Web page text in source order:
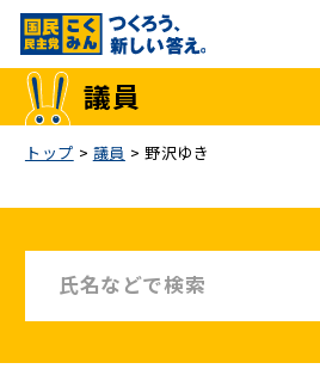
国民民主党トップ
議員
トップ > 議員 > 野沢ゆき